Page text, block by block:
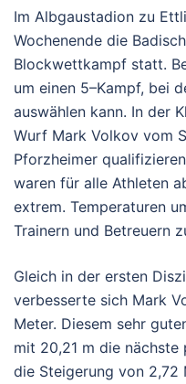
Im Albgaustadion zu
Wochenende die
Blockwettkampf statt.
um einen 5–Kampf, bei
auswählen kann. In der
Wurf Mark Volkov vom
Pforzheimer
waren für alle Athleten
extrem. Temperaturen
Trainern und Betreuern
Gleich in der ersten
verbesserte sich Mark
Meter. Diesem sehr
mit 20,21 m die nächste
die Steigerung von 2,72